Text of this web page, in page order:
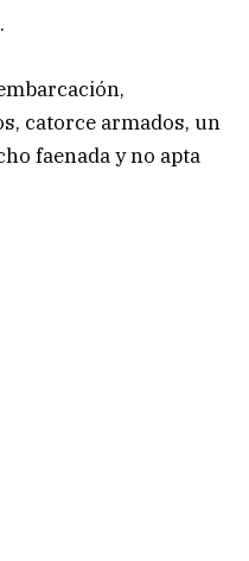
catorce armados, un
faenada y no apta